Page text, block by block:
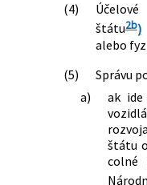
(4)
štátu2b)
alebo
(5)
Správu
a)
ak
štátu
colné